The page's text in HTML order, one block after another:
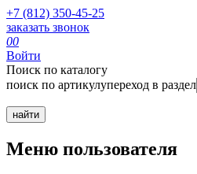
+7 (812) 350-45-25
заказать звонок
00
Войти
Поиск по каталогу
поиск по артикулупереход в раздел
Меню пользователя